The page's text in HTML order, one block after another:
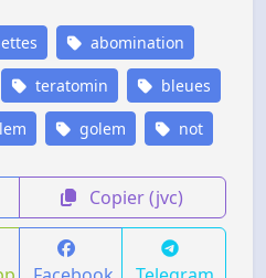
abomination
teratomin bleues
golem not
Copier (jvc)